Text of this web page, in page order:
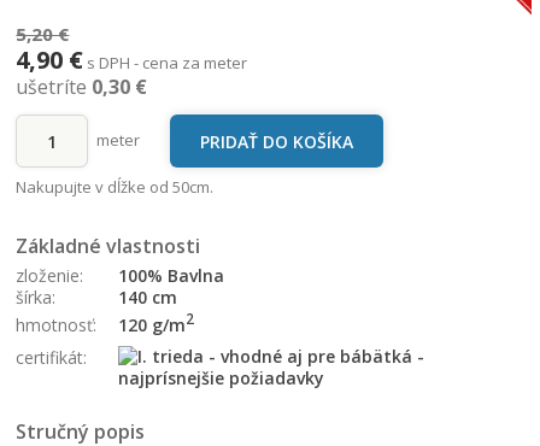
5,20 €
4,90 € s DPH - cena za meter
ušetríte 0,30 €
meter
Nakupujte v dĺžke od 50cm.
Základné vlastnosti
zloženie:
100% Bavlna
šírka:
140 cm
hmotnosť:
120 g/m2
certifikát:
Stručný popis